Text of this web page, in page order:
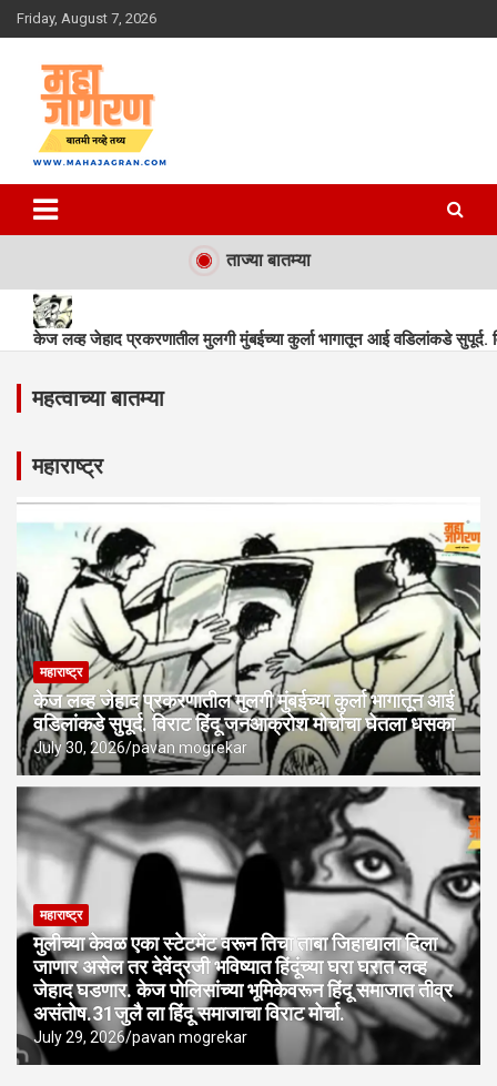
Skip
to
Friday, August 7, 2026
महा जागरण
ताज्या बातम्या
केज लव्ह जेहाद प्रकरणातील मुलगी मुंबईच्या कुर्ला भागातून आई वडिलांकडे सुपूर्द.
मुलीच्या केवळ एका स्टेटमेंट वरून तिचा ताबा जिहाद्याला दिला जाणार असेल तर
लव्ह जेहादच्या प्रकाराने बीड हादरले. केज पोलिसांनी मुलीला दिले मुलाच्या
मोठी बातमी! समान नागरी कायद्याची तारीख ठरली! समिती स्थापन, कोण आहेत
मोहरम मिरवणुकीत ३० हजार जणांना ठार मारण्‍याचा कट उधळला; पुण्‍याच्‍या
महत्वाच्या बातम्या
महाराष्ट्र
महाराष्ट्र
केज लव्ह जेहाद प्रकरणातील मुलगी मुंबईच्या कुर्ला भागातून आई
वडिलांकडे सुपूर्द. विराट हिंदू जनआक्रोश मोर्चाचा घेतला धसका
July 30, 2026 pavan mogrekar
महाराष्ट्र
मुलीच्या केवळ एका स्टेटमेंट वरून तिचा ताबा जिहाद्याला दिला
जाणार असेल तर देवेंद्रजी भविष्यात हिंदूंच्या घरा घरात लव्ह
जेहाद घडणार. केज पोलिसांच्या भूमिकेवरून हिंदू समाजात तीव्र
असंतोष.31जुलै ला हिंदू समाजाचा विराट मोर्चा.
July 29, 2026 pavan mogrekar